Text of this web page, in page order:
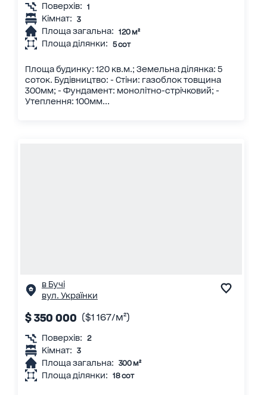
Поверхів: 1
Кімнат: 3
Площа загальна: 120 м²
Площа ділянки: 5 сот
Площа будинку: 120 кв.м.; Земельна ділянка: 5
соток. Будівництво: - Стіни: газоблок товщина
300мм; - Фундамент: монолітно-стрічковий; -
Утеплення: 100мм...
в Бучі
вул. Українки
$ 350 000 ($1 167/м²)
Поверхів: 2
Кімнат: 3
Площа загальна: 300 м²
Площа ділянки: 18 сот